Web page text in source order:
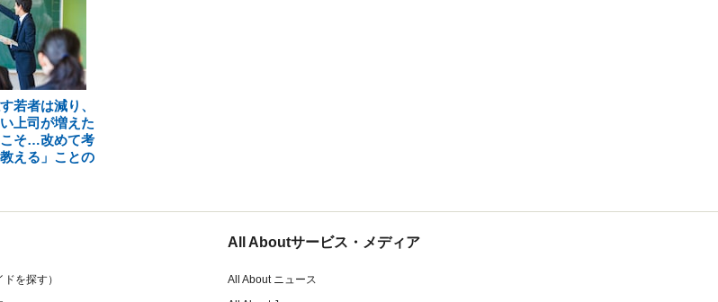
若者は減り、
上司が増えた
そ…改めて考
える」ことの
を探す）
All Aboutサービス・メディア
All About ニュース